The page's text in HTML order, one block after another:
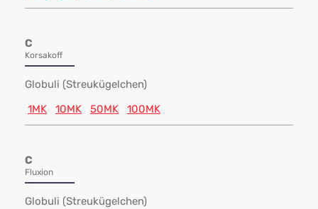
C
Korsakoff
Globuli (Streukügelchen)
1MK
10MK 50MK 100MK
C
Fluxion
Globuli (Streukügelchen)